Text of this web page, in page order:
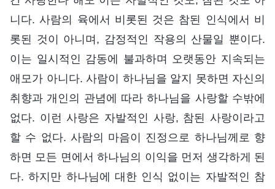
니다. 사람의 육에서 비롯된 것은 참된 인식에서 비
롯된 것이 아니며, 감정적인 작용의 산물일 뿐이다.
이는 일시적인 감동에 불과하며 오랫동안 지속되는
애모가 아니다. 사람이 하나님을 알지 못하면 자신의
취향과 개인의 관념에 따라 하나님을 사랑할 수밖에
없다. 이런 사랑은 자발적인 사랑, 참된 사랑이라고
할 수 없다. 사람의 마음이 진정으로 하나님께로 향
하면 모든 면에서 하나님의 이익을 먼저 생각하게 된
다. 하지만 하나님에 대한 인식 없이는 자발적인 참